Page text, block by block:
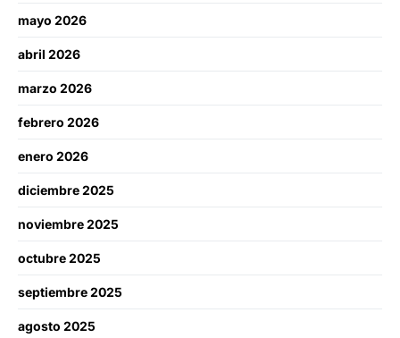
mayo 2026
abril 2026
marzo 2026
febrero 2026
enero 2026
diciembre 2025
noviembre 2025
octubre 2025
septiembre 2025
agosto 2025